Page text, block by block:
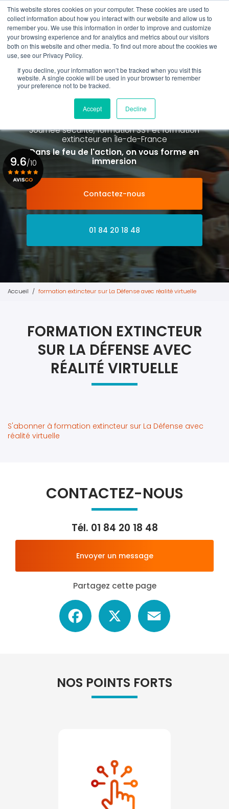
This website stores cookies on your computer. These cookies are used to
collect information about how you interact with our website and allow us to
remember you. We use this information in order to improve and customize
your browsing experience and for analytics and metrics about our visitors
both on this website and other media. To find out more about the cookies we
use, see our Privacy Policy.
If you decline, your information won’t be tracked when you visit this
website. A single cookie will be used in your browser to remember
your preference not to be tracked.
Accept Decline
Aller
au
contenu
principal
01 84 20 18 48
Rappel gratuit
Spécialiste de la formation SST et
de la Formation Incendie
à Paris La Défense depuis 2015
Journée sécurité, formation SST et formation
extincteuren Île-de-France
Dans le feu de l'action, on vous forme en
immersion
Contactez-nous
01 84 20 18 48
9.6/10
Voir le certificat
Accueil formation extincteur sur La Défense avec réalité virtuelle
FORMATION EXTINCTEUR
SUR LA DÉFENSE AVEC
RÉALITÉ VIRTUELLE
S'abonner à formation extincteur sur La Défense avec
réalité virtuelle
CONTACTEZ-NOUS
Tél. 01 84 20 18 48
Envoyer un message
Partagez cette page
Facebook
NOS POINTS FORTS